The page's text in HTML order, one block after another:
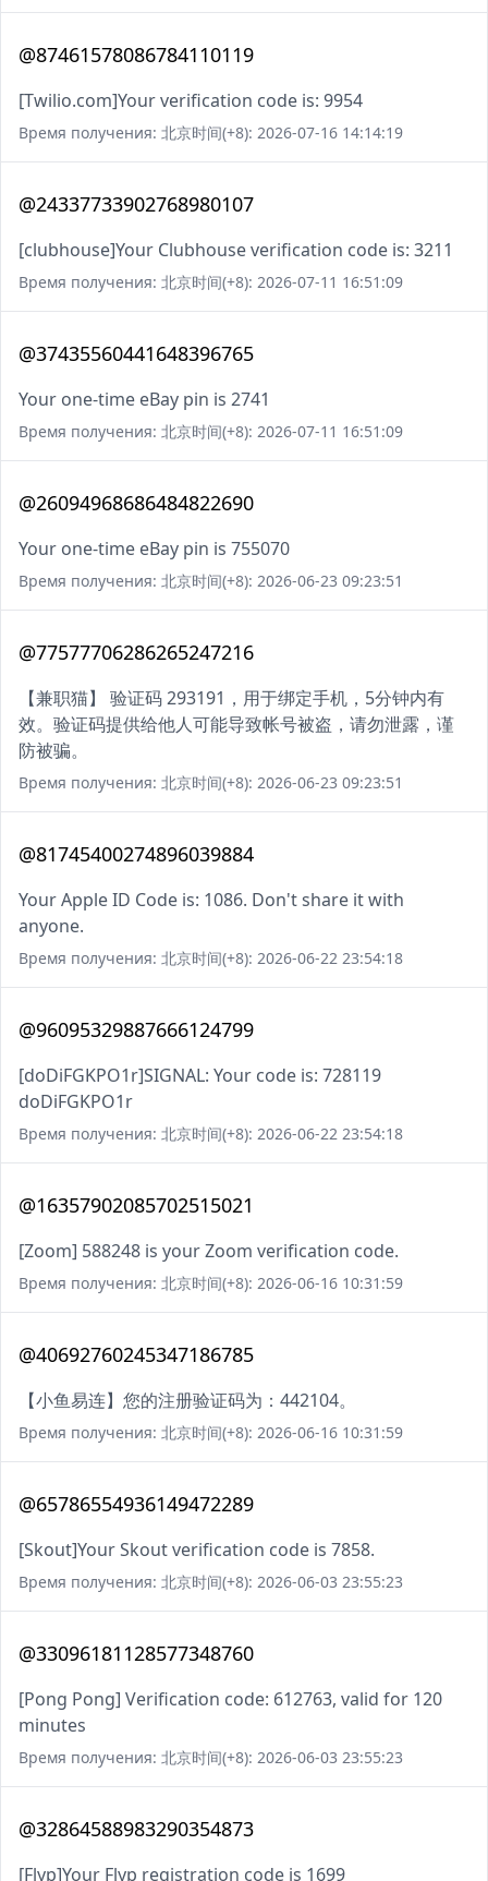
@87461578086784110119
[Twilio.com]Your verification code is: 9954
Время получения: 北京时间(+8): 2026-07-16 14:14:19
@24337733902768980107
[clubhouse]Your Clubhouse verification code is: 3211
Время получения: 北京时间(+8): 2026-07-11 16:51:09
@37435560441648396765
Your one-time eBay pin is 2741
Время получения: 北京时间(+8): 2026-07-11 16:51:09
@26094968686484822690
Your one-time eBay pin is 755070
Время получения: 北京时间(+8): 2026-06-23 09:23:51
@77577706286265247216
【兼职猫】 验证码 293191，用于绑定手机，5分钟内有
效。验证码提供给他人可能导致帐号被盗，请勿泄露，谨
防被骗。
Время получения: 北京时间(+8): 2026-06-23 09:23:51
@81745400274896039884
Your Apple ID Code is: 1086. Don't share it with
anyone.
Время получения: 北京时间(+8): 2026-06-22 23:54:18
@96095329887666124799
[doDiFGKPO1r]SIGNAL: Your code is: 728119
doDiFGKPO1r
Время получения: 北京时间(+8): 2026-06-22 23:54:18
@16357902085702515021
[Zoom] 588248 is your Zoom verification code.
Время получения: 北京时间(+8): 2026-06-16 10:31:59
@40692760245347186785
【小鱼易连】您的注册验证码为：442104。
Время получения: 北京时间(+8): 2026-06-16 10:31:59
@65786554936149472289
[Skout]Your Skout verification code is 7858.
Время получения: 北京时间(+8): 2026-06-03 23:55:23
@33096181128577348760
[Pong Pong] Verification code: 612763, valid for 120
minutes
Время получения: 北京时间(+8): 2026-06-03 23:55:23
@32864588983290354873
[Flyp]Your Flyp registration code is 1699